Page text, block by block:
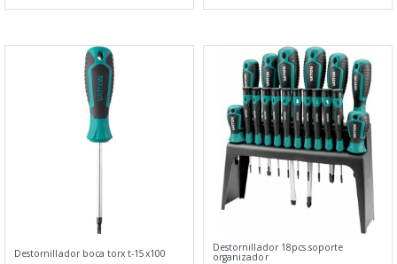
Destornillador boca torx t-15x100 Destornillador 18pcs.soporte
organizador